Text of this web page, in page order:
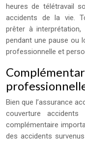
heures de télétravail
accidents de la vie.
prêter à interprétation,
pendant une pause ou
professionnelle et
Bien que l’assurance
couverture
complémentaire
des accidents